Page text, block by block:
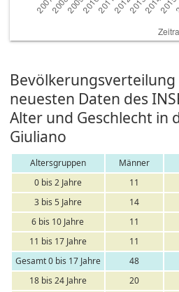
Bevölkerungsverteilung
neuesten Daten des
Alter und Geschlecht in
Giuliano
Altersgruppen Männer
0 bis 2 Jahre
11
3 bis 5 Jahre
14
6 bis 10 Jahre
11
11 bis 17 Jahre
11
Gesamt 0 bis 17 Jahre
48
18 bis 24 Jahre
20